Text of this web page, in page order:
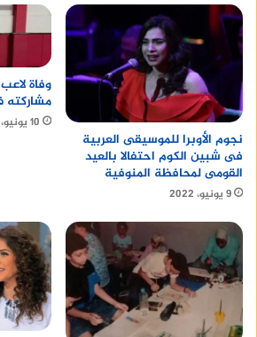
نجوم الأوبرا للموسيقى العربية
فى شبين الكوم احتفالا بالعيد
القومى لمحافظة المنوفية
9 يونيو، 2022
وفاة
مشاركته
10 يونيو، 2022